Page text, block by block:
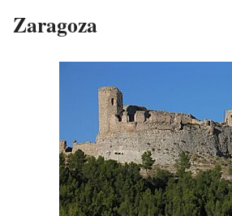
Zaragoza